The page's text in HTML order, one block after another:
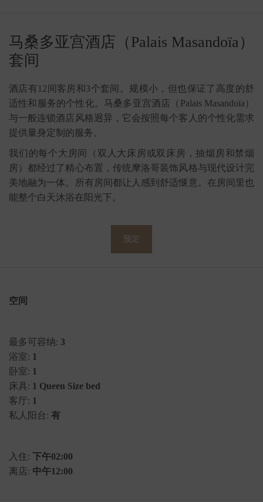
马桑多亚宫酒店（Palais Masandoïa）
套间
酒店有12间客房和3个套间。规模小，但也保证了高度的舒
适性和服务的个性化。马桑多亚宫酒店（Palais Masandoïa）
与一般连锁酒店风格迥异，它会按照每个客人的个性化需求
提供量身定制的服务。
我们的每个大房间（双人大床房或双床房，抽烟房和禁烟
房）都经过了精心布置，传统摩洛哥装饰风格与现代设计完
美地融为一体。所有房间都让人感到舒适惬意。在房间里也
能整个白天沐浴在阳光下。
预定
空间
最多可容纳: 3
浴室: 1
卧室: 1
床具: 1 Queen Size bed
客厅: 1
私人阳台: 有
入住: 下午02:00
离店: 中午12:00